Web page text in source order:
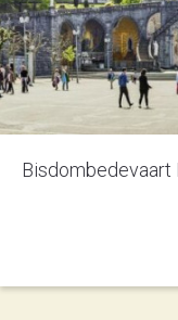
Bisdombedevaart